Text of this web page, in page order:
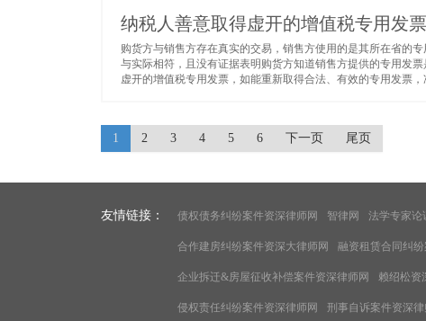
纳税人善意取得虚开的增值税专用发
购货方与销售方存在真实的交易，销售方使用的是其所在省的
与实际相符，且没有证据表明购货方知道销售方提供的专用发
虚开的增值税专用发票，如能重新取得合法、有效的专用发票
1 2 3 4 5 6 下一页 尾页
友情链接： 债权债务纠纷案件资深律师网 智律网 法学专家论
合作建房纠纷案件资深大律师网 融资租赁合同纠
企业拆迁&房屋征收补偿案件资深律师网 赖绍松资
侵权责任纠纷案件资深律师网 刑事自诉案件资深律